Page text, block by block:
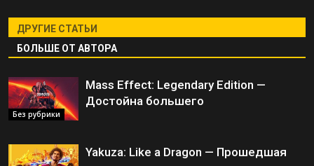
ДРУГИЕ СТАТЬИ
БОЛЬШЕ ОТ АВТОРА
Без рубрики
Mass Effect: Legendary Edition —
Достойна большего
Yakuza: Like a Dragon — Прошедшая